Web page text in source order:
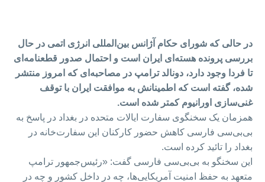
در‌ حالی‌ که شورای حکام آژانس بین‌المللی انرژی اتمی در حال
بررسی پرونده هسته‌ای ایران است و احتمال صدور قطعنامه‌ای
تا فردا وجود دارد، دونالد ترامپ در مصاحبه‌ای که امروز منتشر
شده، گفته است که اطمینانش به موافقت ایران با توقف
غنی‌سازی اورانیوم کمتر شده است.
همزمان یک سخنگوی سفارت ایالات متحده در بغداد در پاسخ به
بی‌بی‌سی فارسی کاهش حضور کارکنان این سفارت‌خانه در
بغداد را تائید کرده است.
این سخنگو به بی‌بی‌سی فارسی گفت: «رئیس‌جمهور ترامپ
متعهد به حفظ امنیت آمریکایی‌ها، چه در داخل کشور و چه در